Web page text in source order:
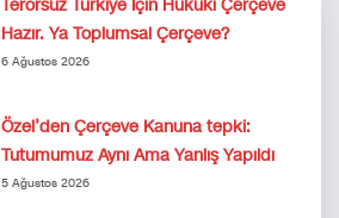
Terörsüz Türkiye İçin Hukuki Çerçeve
Hazır. Ya Toplumsal Çerçeve?
6 Ağustos 2026
Özel’den Çerçeve Kanuna tepki:
Tutumumuz Aynı Ama Yanlış Yapıldı
5 Ağustos 2026